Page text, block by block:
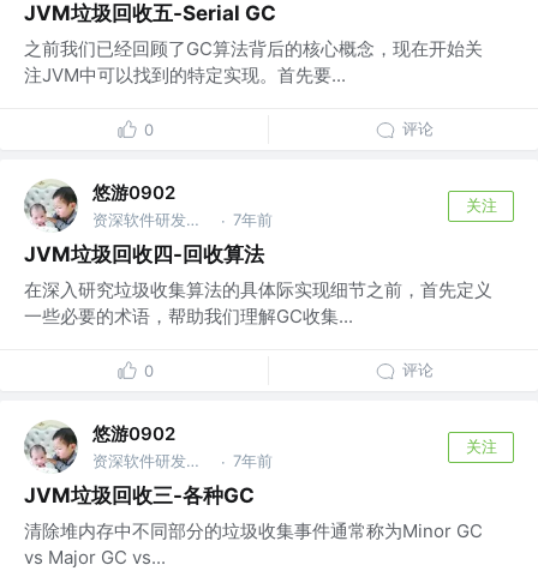
JVM垃圾回收五-Serial GC
之前我们已经回顾了GC算法背后的核心概念，现在开始关
注JVM中可以找到的特定实现。首先要...
0 评论
悠游0902
资深软件研发工程师 @xiyin · 7年前
关注
JVM垃圾回收四-回收算法
在深入研究垃圾收集算法的具体际实现细节之前，首先定义
一些必要的术语，帮助我们理解GC收集...
0 评论
悠游0902
资深软件研发工程师 @xiyin · 7年前
关注
JVM垃圾回收三-各种GC
清除堆内存中不同部分的垃圾收集事件通常称为Minor GC
vs Major GC vs...